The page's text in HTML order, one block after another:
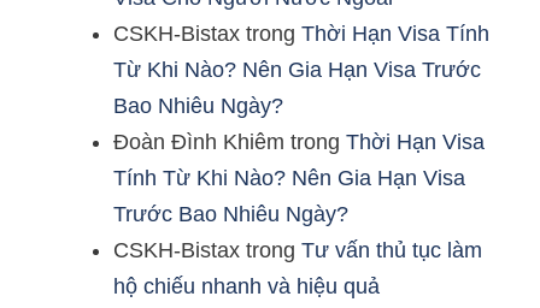
CSKH-Bistax trong Thời Hạn Visa Tính
Từ Khi Nào? Nên Gia Hạn Visa Trước
Bao Nhiêu Ngày?
Đoàn Đình Khiêm trong Thời Hạn Visa
Tính Từ Khi Nào? Nên Gia Hạn Visa
Trước Bao Nhiêu Ngày?
CSKH-Bistax trong Tư vấn thủ tục làm
hộ chiếu nhanh và hiệu quả